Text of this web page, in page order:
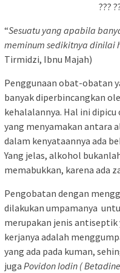
???
“Sesuatu yang apabila
meminum sedikitnya dinilai
Tirmidzi, Ibnu Majah)
Penggunaan obat-obatan
banyak diperbincangkan
kehalalannya. Hal ini
yang menyamakan antara
dalam kenyataannya ada
Yang jelas, alkohol
memabukkan, karena ada
Pengobatan dengan
dilakukan umpamanya
merupakan jenis antiseptik
kerjanya adalah
yang ada pada kuman,
juga Povidon Iodin ( Betadine